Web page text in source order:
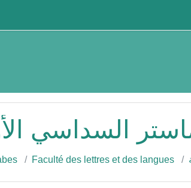
ماستر السداسي
Faculté des lettres et des langues